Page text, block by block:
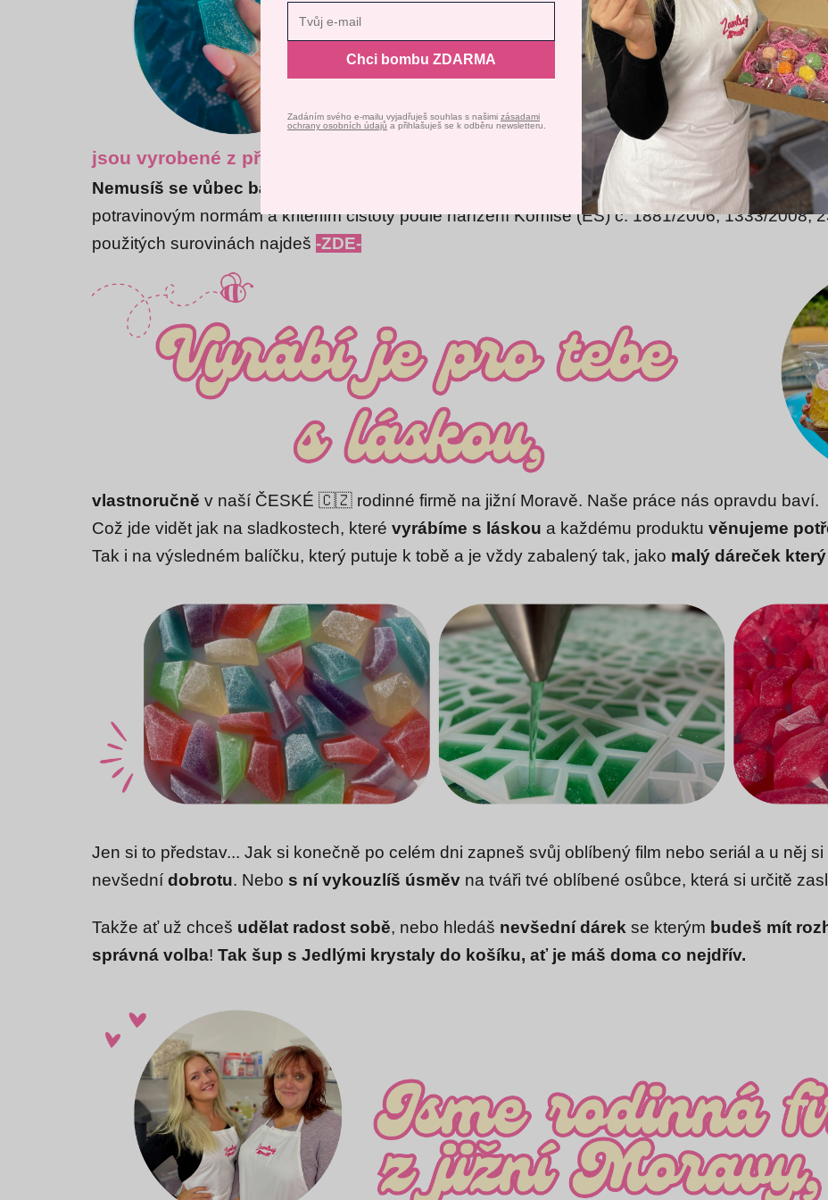
Odmítnout
jsou vyrobené z přírodních esencí Galaxy Food Flavours a exkluzivních jedlých
Nemusíš se vůbec bát; třpytky jsou jedlé a zdravotně nezávadné. Jsou vyrobené na bázi
potravinovým normám a kritériím čistoty podle nařízení Komise (ES) č. 1881/2006, 1333/2008,
použitých surovinách najdeš -ZDE-
vlastnoručně v naší ČESKÉ 🇨🇿 rodinné firmě na jižní Moravě. Naše práce nás opravdu baví.
Což jde vidět jak na sladkostech, které vyrábíme s láskou a každému produktu věnujeme
Tak i na výsledném balíčku, který putuje k tobě a je vždy zabalený tak, jako malý dáreček
Jen si to představ... Jak si konečně po celém dni zapneš svůj oblíbený film nebo seriál a u něj si
nevšední dobrotu. Nebo s ní vykouzlíš úsměv na tváři tvé oblíbené osůbce, která si určitě
Takže ať už chceš udělat radost sobě, nebo hledáš nevšední dárek se kterým budeš mít
správná volba! Tak šup s Jedlými krystaly do košíku, ať je máš doma co nejdřív.
Chci bombu ZDARMA
Zadáním svého e-mailu vyjadřuješ souhlas s našimi zásadami
ochrany osobních údajů a přihlašuješ se k odběru newsletteru.